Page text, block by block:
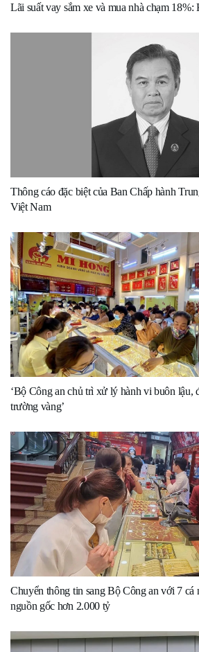
Lãi suất vay sắm xe và mua nhà chạm 18%:
Thông cáo đặc biệt của Ban Chấp hành
Việt Nam
‘Bộ Công an chủ trì xử lý hành vi buôn lậu,
trường vàng’
Chuyển thông tin sang Bộ Công an với 7 cá
nguồn gốc hơn 2.000 tỷ